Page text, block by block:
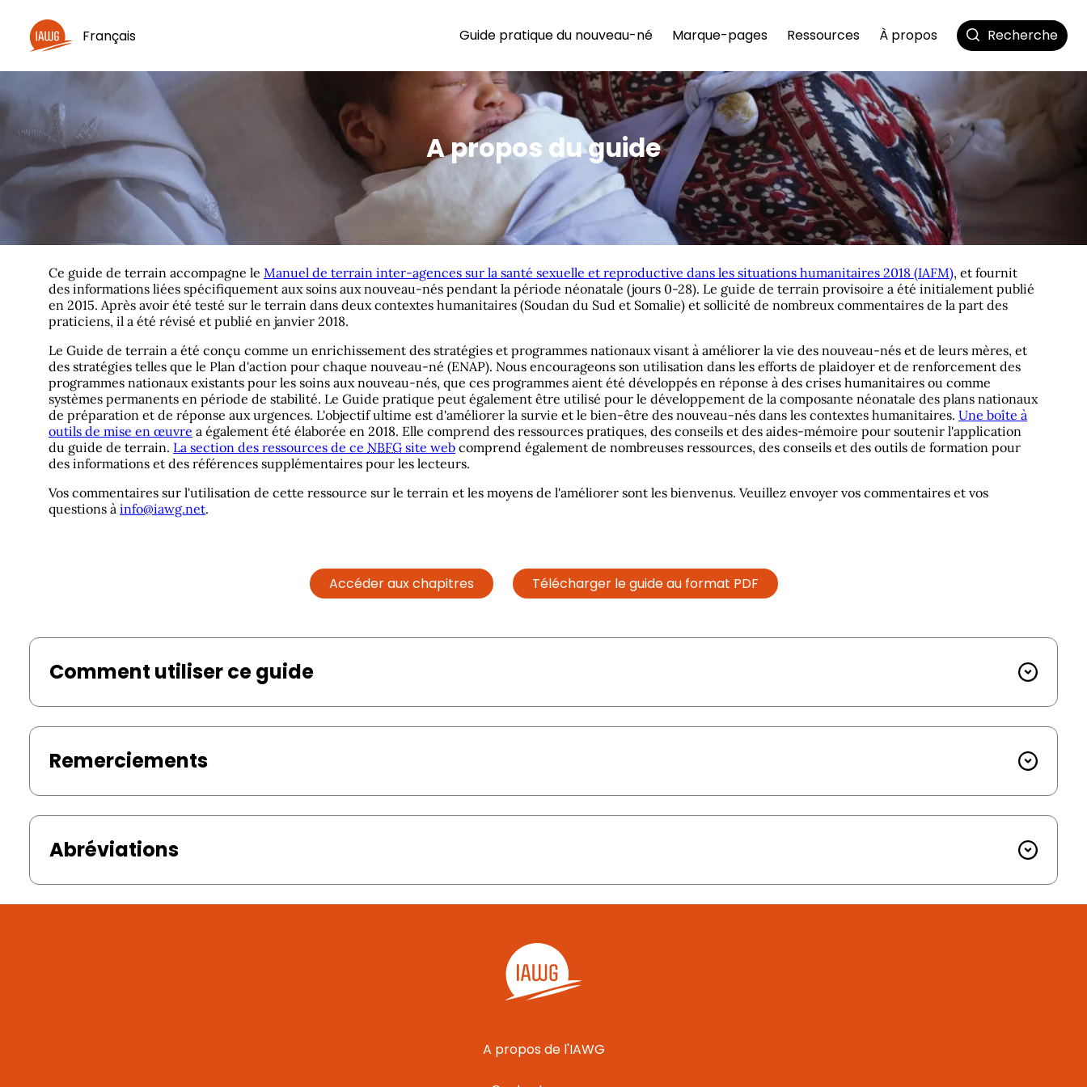
Français Sauter le menu
Guide pratique du nouveau-né Marque-pages Ressources À propos Recherche
menu dépassé
A propos du guide
Ce guide de terrain accompagne le Manuel de terrain inter-agences sur la santé sexuelle et reproductive dans les situations humanitaires 2018 (IAFM), et fournit
des informations liées spécifiquement aux soins aux nouveau-nés pendant la période néonatale (jours 0-28). Le guide de terrain provisoire a été initialement publié
en 2015. Après avoir été testé sur le terrain dans deux contextes humanitaires (Soudan du Sud et Somalie) et sollicité de nombreux commentaires de la part des
praticiens, il a été révisé et publié en janvier 2018.
Le Guide de terrain a été conçu comme un enrichissement des stratégies et programmes nationaux visant à améliorer la vie des nouveau-nés et de leurs mères, et
des stratégies telles que le Plan d'action pour chaque nouveau-né (ENAP). Nous encourageons son utilisation dans les efforts de plaidoyer et de renforcement des
programmes nationaux existants pour les soins aux nouveau-nés, que ces programmes aient été développés en réponse à des crises humanitaires ou comme
systèmes permanents en période de stabilité. Le Guide pratique peut également être utilisé pour le développement de la composante néonatale des plans nationaux
de préparation et de réponse aux urgences. L'objectif ultime est d'améliorer la survie et le bien-être des nouveau-nés dans les contextes humanitaires. Une boîte à
outils de mise en œuvre a également été élaborée en 2018. Elle comprend des ressources pratiques, des conseils et des aides-mémoire pour soutenir l'application
du guide de terrain. La section des ressources de ce NBFG site web comprend également de nombreuses ressources, des conseils et des outils de formation pour
des informations et des références supplémentaires pour les lecteurs.
Vos commentaires sur l'utilisation de cette ressource sur le terrain et les moyens de l'améliorer sont les bienvenus. Veuillez envoyer vos commentaires et vos
questions à info@iawg.net.
Accéder aux chapitres Télécharger le guide au format PDF
Comment utiliser ce guide
Remerciements
Abréviations
A propos de l'IAWG